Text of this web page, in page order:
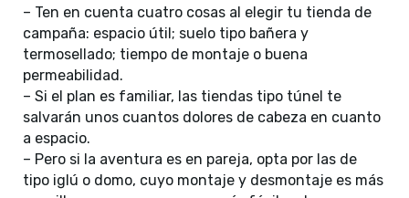
– Ten en cuenta cuatro cosas al elegir tu tienda de
campaña: espacio útil; suelo tipo bañera y
termosellado; tiempo de montaje o buena
permeabilidad.
– Si el plan es familiar, las tiendas tipo túnel te
salvarán unos cuantos dolores de cabeza en cuanto
a espacio.
– Pero si la aventura es en pareja, opta por las de
tipo iglú o domo, cuyo montaje y desmontaje es más